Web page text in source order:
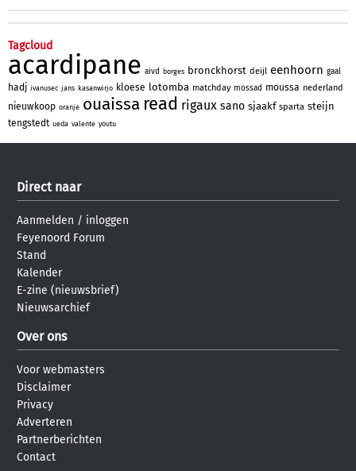
Tagcloud
acardipane aivd borges bronckhorst deijl eenhoorn gaal
hadj ivanusec jans kasanwirjo kloese lotomba matchday mossad moussa nederland
nieuwkoop oranje ouaissa read rigaux sano sjaakf sparta steijn
tengstedt ueda valente youtu
Direct naar
Aanmelden / inloggen
Feyenoord Forum
Stand
Kalender
E-zine (nieuwsbrief)
Nieuwsarchief
Over ons
Voor webmasters
Disclaimer
Privacy
Adverteren
Partnerberichten
Contact